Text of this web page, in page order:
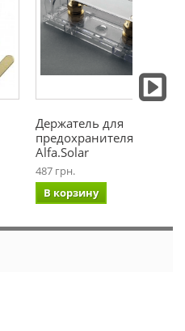
Держатель для
предохранителя АКБ
Alfa.Solar
487 грн.
В корзину